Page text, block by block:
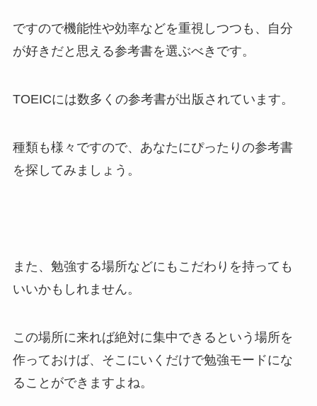
ですので機能性や効率などを重視しつつも、自分
が好きだと思える参考書を選ぶべきです。
TOEICには数多くの参考書が出版されています。
種類も様々ですので、あなたにぴったりの参考書
を探してみましょう。
また、勉強する場所などにもこだわりを持っても
いいかもしれません。
この場所に来れば絶対に集中できるという場所を
作っておけば、そこにいくだけで勉強モードにな
ることができますよね。